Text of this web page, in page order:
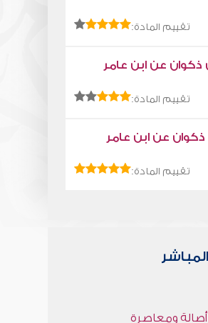
تقييم المادة:
ذكوان عن ابن عامر
تقييم المادة:
ذكوان عن ابن عامر
تقييم المادة:
أصالة ومعاصرة